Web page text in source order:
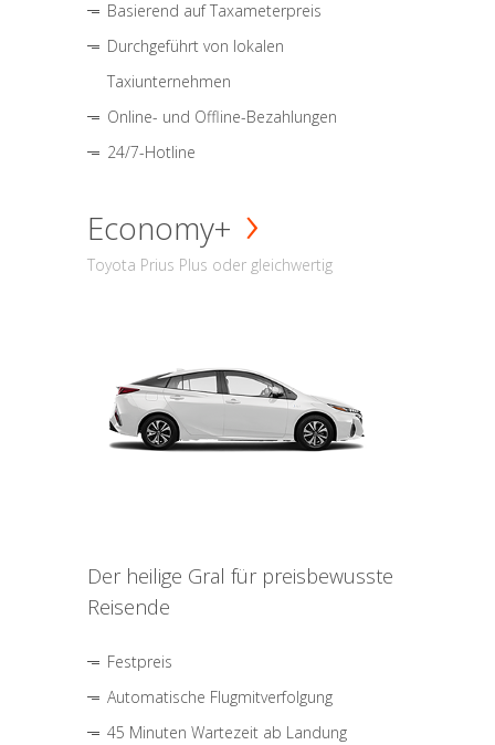
Basierend auf Taxameterpreis
Durchgeführt von lokalen
Taxiunternehmen
Online- und Offline-Bezahlungen
24/7-Hotline
Economy+
Toyota Prius Plus oder gleichwertig
Der heilige Gral für preisbewusste
Reisende
Festpreis
Automatische Flugmitverfolgung
45 Minuten Wartezeit ab Landung